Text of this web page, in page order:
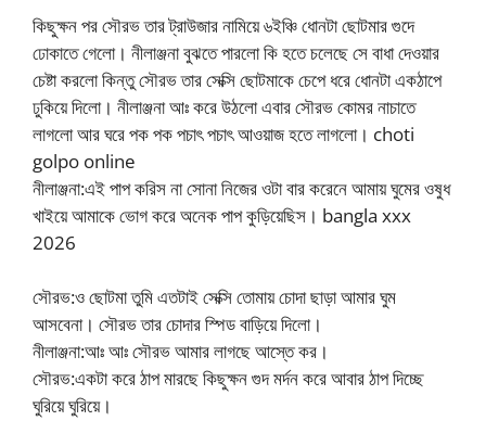
কিছুক্ষন পর সৌরভ তার ট্রাউজার নামিয়ে ৬ইঞ্চি ধোনটা ছোটমার গুদে
ঢোকাতে গেলো। নীলাঞ্জনা বুঝতে পারলো কি হতে চলেছে সে বাধা দেওয়ার
চেষ্টা করলো কিন্তু সৌরভ তার সেক্সি ছোটমাকে চেপে ধরে ধোনটা একঠাপে
ঢুকিয়ে দিলো। নীলাঞ্জনা আঃ করে উঠলো এবার সৌরভ কোমর নাচাতে
লাগলো আর ঘরে পক পক পচাৎ পচাৎ আওয়াজ হতে লাগলো। choti
golpo online
নীলাঞ্জনা:এই পাপ করিস না সোনা নিজের ওটা বার করেনে আমায় ঘুমের ওষুধ
খাইয়ে আমাকে ভোগ করে অনেক পাপ কুড়িয়েছিস। bangla xxx
2026
সৌরভ:ও ছোটমা তুমি এতটাই সেক্সি তোমায় চোদা ছাড়া আমার ঘুম
আসবেনা। সৌরভ তার চোদার স্পিড বাড়িয়ে দিলো।
নীলাঞ্জনা:আঃ আঃ সৌরভ আমার লাগছে আস্তে কর।
সৌরভ:একটা করে ঠাপ মারছে কিছুক্ষন গুদ মর্দন করে আবার ঠাপ দিচ্ছে
ঘুরিয়ে ঘুরিয়ে।